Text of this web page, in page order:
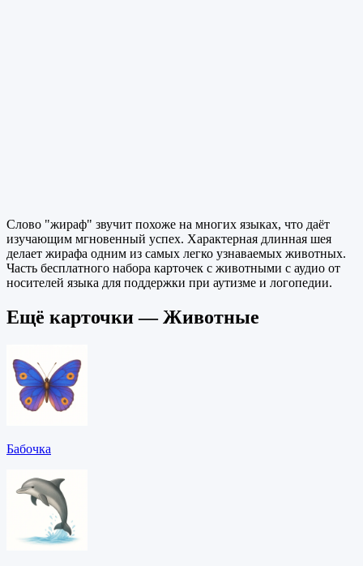
Слово "жираф" звучит похоже на многих языках, что даёт
изучающим мгновенный успех. Характерная длинная шея
делает жирафа одним из самых легко узнаваемых животных.
Часть бесплатного набора карточек с животными с аудио от
носителей языка для поддержки при аутизме и логопедии.
Ещё карточки — Животные
Бабочка